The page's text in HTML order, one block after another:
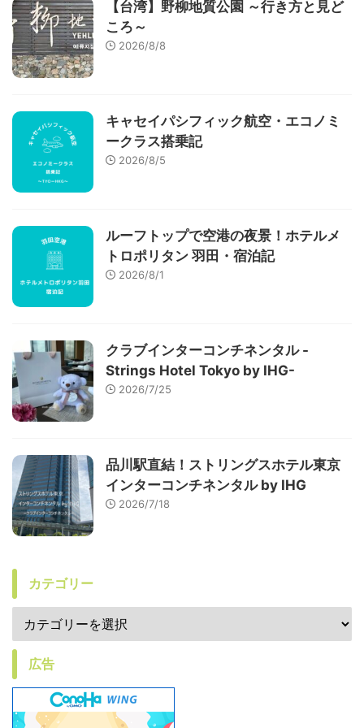
【台湾】野柳地質公園 ～行き方と見ど
ころ～
2026/8/8
キャセイパシフィック航空・エコノミ
ークラス搭乗記
2026/8/5
ルーフトップで空港の夜景！ホテルメ
トロポリタン 羽田・宿泊記
2026/8/1
クラブインターコンチネンタル -
Strings Hotel Tokyo by IHG-
2026/7/25
品川駅直結！ストリングスホテル東京
インターコンチネンタル by IHG
2026/7/18
カテゴリー
広告